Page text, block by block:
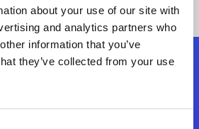
about your use of our site with
and analytics partners who
information that you’ve
they’ve collected from your use